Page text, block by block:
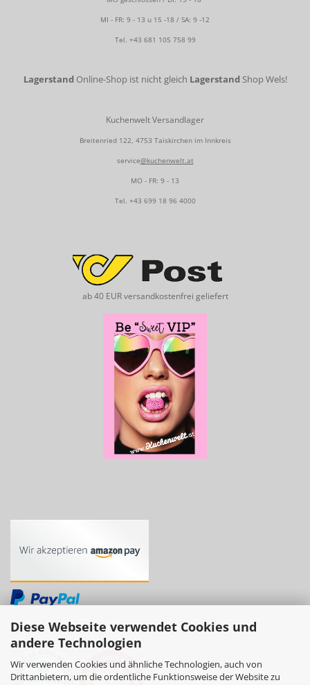
Diese Webseite verwendet Cookies und
andere Technologien
Wir verwenden Cookies und ähnliche Technologien, auch von
Drittanbietern, um die ordentliche Funktionsweise der Website zu
MI - FR: 9 - 13 u 15 -18 / SA: 9 -12
Tel. +43 681 105 758 99
Lagerstand Online-Shop ist nicht gleich Lagerstand Shop Wels!
Kuchenwelt Versandlager
Breitenried 122, 4753 Taiskirchen im Innkreis
service@kuchenwelt.at
MO - FR: 9 - 13
Tel. +43 699 18 96 4000
ab 40 EUR versandkostenfrei geliefert